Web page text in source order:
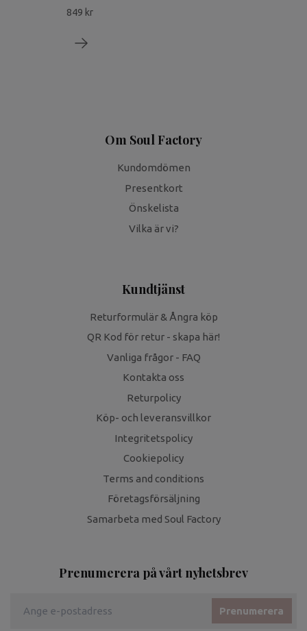
849 kr
Om Soul Factory
Kundomdömen
Presentkort
Önskelista
Vilka är vi?
Kundtjänst
Returformulär & Ångra köp
QR Kod för retur - skapa här!
Vanliga frågor - FAQ
Kontakta oss
Returpolicy
Köp- och leveransvillkor
Integritetspolicy
Cookiepolicy
Terms and conditions
Företagsförsäljning
Samarbeta med Soul Factory
Prenumerera på vårt nyhetsbrev
Prenumerera